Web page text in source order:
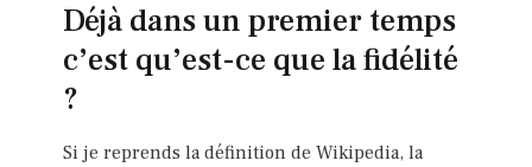
Déjà dans un premier temps
c’est qu’est-ce que la fidélité
?
Si je reprends la définition de Wikipedia, la